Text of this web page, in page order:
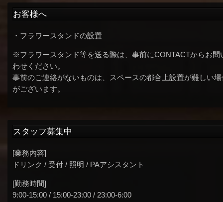
お客様へ
・フラワースタンドの設置
※フラワースタンド等を送る際は、事前にCONTACTからお問
わせください。
事前のご連絡がないものは、スペースの都合上設置が難しい場
がございます。
スタッフ募集中
[業務内容]
ドリンク / 受付 / 照明 / PAアシスタント
[勤務時間]
9:00-15:00 / 15:00-23:00 / 23:00-6:00